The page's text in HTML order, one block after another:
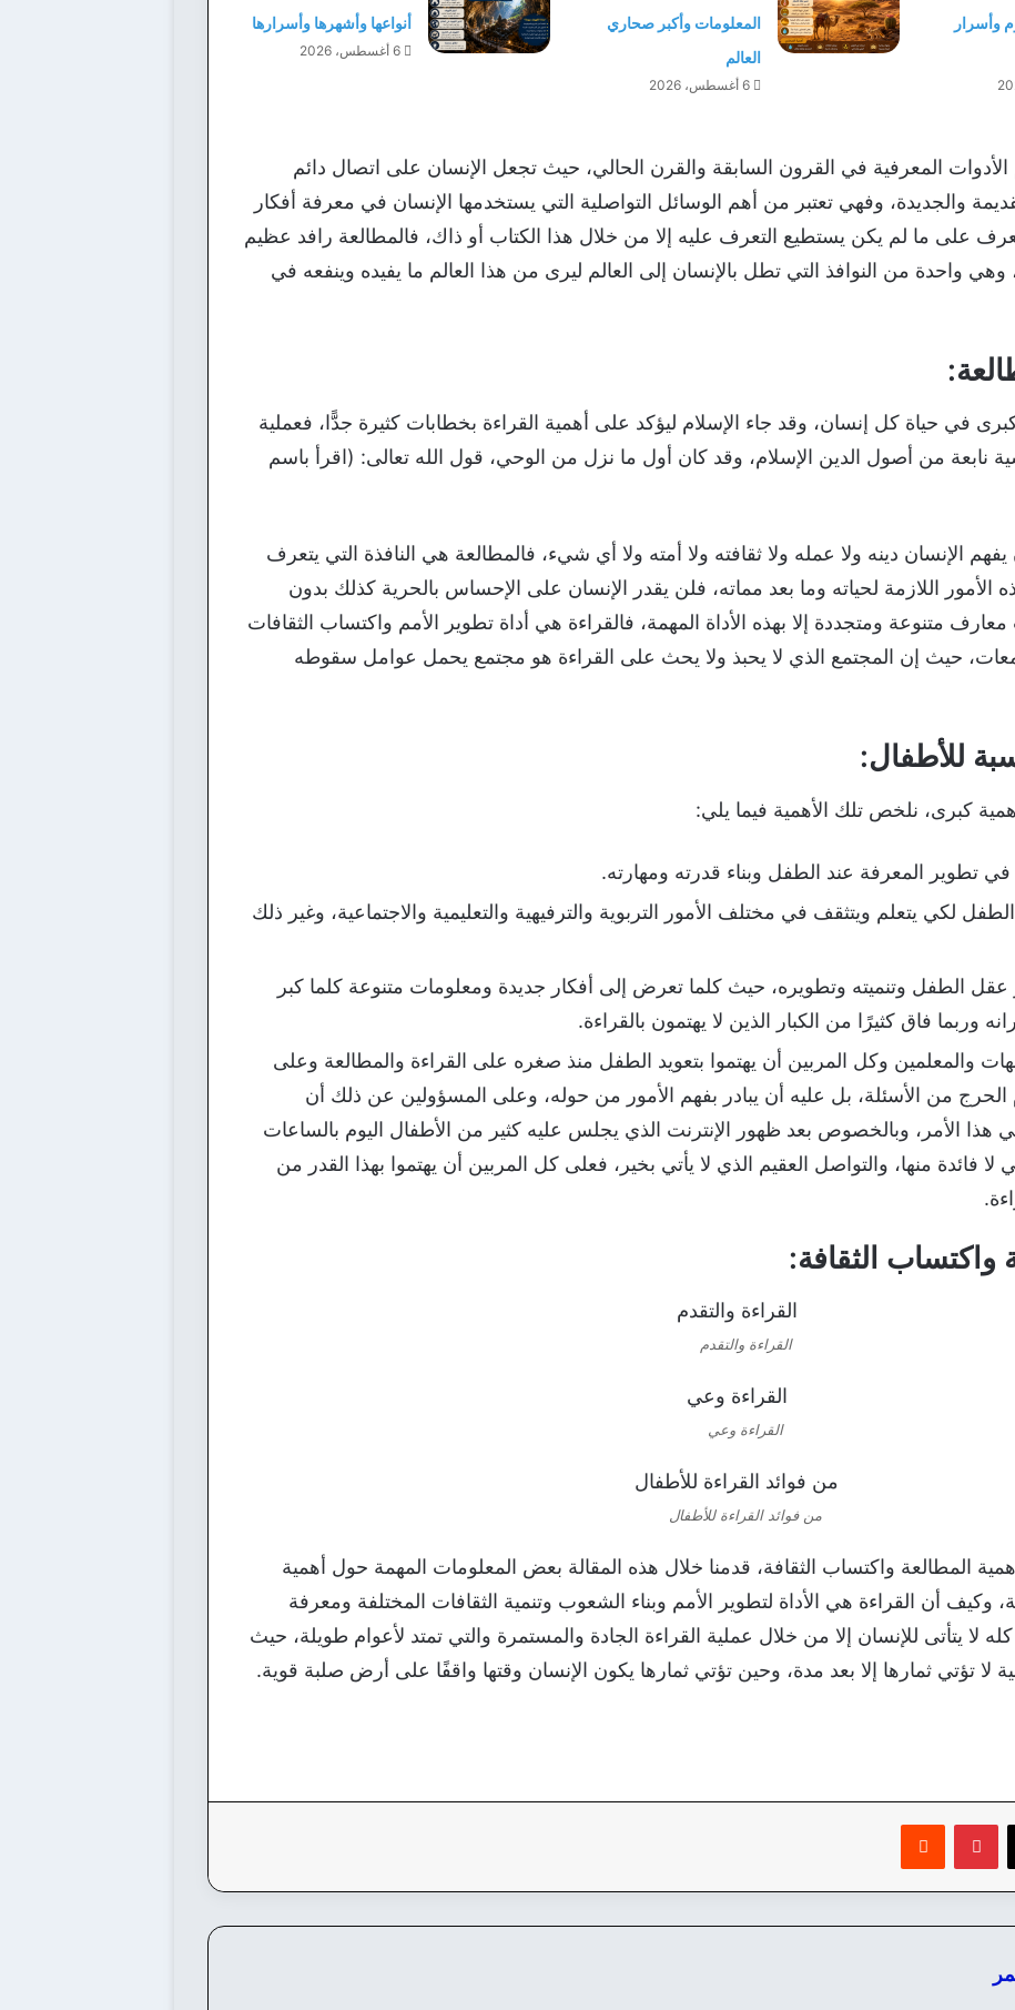
وأسرار
المعلومات وأكبر صحاري
العالم
6 أغسطس، 2026
أنواعها وأشهرها وأسرارها
6 أغسطس، 2026
المعرفية في القرون السابقة والقرن الحالي، حيث تجعل الإنسان على اتصال دائم
والجديدة، وفهي تعتبر من أهم الوسائل التواصلية التي يستخدمها الإنسان في معرفة أفكار
على ما لم يكن يستطيع التعرف عليه إلا من خلال هذا الكتاب أو ذاك، فالمطالعة رافد عظيم
واحدة من النوافذ التي تطل بالإنسان إلى العالم ليرى من هذا العالم ما يفيده وينفعه في
كبرى في حياة كل إنسان، وقد جاء الإسلام ليؤكد على أهمية القراءة بخطابات كثيرة جدًّا، فعملية
نابعة من أصول الدين الإسلام، وقد كان أول ما نزل من الوحي، قول الله تعالى: (اقرأ باسم
الإنسان دينه ولا عمله ولا ثقافته ولا أمته ولا أي شيء، فالمطالعة هي النافذة التي يتعرف
الأمور اللازمة لحياته وما بعد مماته، فلن يقدر الإنسان على الإحساس بالحرية كذلك بدون
متنوعة ومتجددة إلا بهذه الأداة المهمة، فالقراءة هي أداة تطوير الأمم واكتساب الثقافات
حيث إن المجتمع الذي لا يحبذ ولا يحث على القراءة هو مجتمع يحمل عوامل سقوطه
للأطفال:
كبرى، نلخص تلك الأهمية فيما يلي:
في تطوير المعرفة عند الطفل وبناء قدرته ومهارته.
لكي يتعلم ويتثقف في مختلف الأمور التربوية والترفيهية والتعليمية والاجتماعية، وغير ذلك
عقل الطفل وتنميته وتطويره، حيث كلما تعرض إلى أفكار جديدة ومعلومات متنوعة كلما كبر
وربما فاق كثيرًا من الكبار الذين لا يهتمون بالقراءة.
والمعلمين وكل المربين أن يهتموا بتعويد الطفل منذ صغره على القراءة والمطالعة وعلى
من الأسئلة، بل عليه أن يبادر بفهم الأمور من حوله، وعلى المسؤولين عن ذلك أن
هذا الأمر، وبالخصوص بعد ظهور الإنترنت الذي يجلس عليه كثير من الأطفال اليوم بالساعات
لا فائدة منها، والتواصل العقيم الذي لا يأتي بخير، فعلى كل المربين أن يهتموا بهذا القدر من
واكتساب الثقافة:
القراءة والتقدم
القراءة وعي
من فوائد القراءة للأطفال
المطالعة واكتساب الثقافة، قدمنا خلال هذه المقالة بعض المعلومات المهمة حول أهمية
وكيف أن القراءة هي الأداة لتطوير الأمم وبناء الشعوب وتنمية الثقافات المختلفة ومعرفة
لا يتأتى للإنسان إلا من خلال عملية القراءة الجادة والمستمرة والتي تمتد لأعوام طويلة، حيث
لا تؤتي ثمارها إلا بعد مدة، وحين تؤتي ثمارها يكون الإنسان وقتها واقفًا على أرض صلبة قوية.
بينتيريست